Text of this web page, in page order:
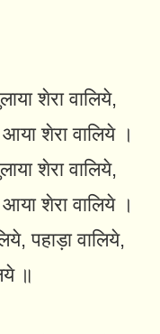
शेरा वालिये,
शेरा वालिये ।
शेरा वालिये,
शेरा वालिये ।
पहाड़ा वालिये,
॥